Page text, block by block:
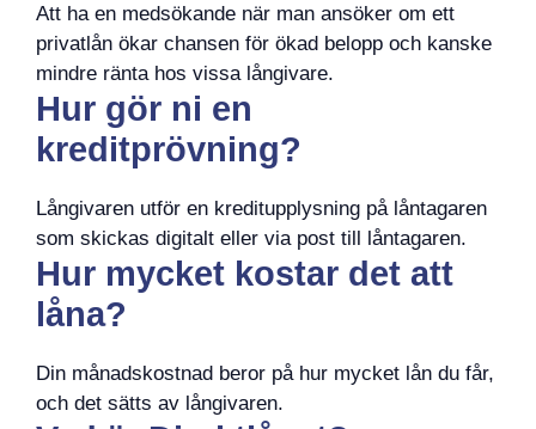
Att ha en medsökande när man ansöker om ett
privatlån ökar chansen för ökad belopp och kanske
mindre ränta hos vissa långivare.
Hur gör ni en
kreditprövning?
Långivaren utför en kreditupplysning på låntagaren
som skickas digitalt eller via post till låntagaren.
Hur mycket kostar det att
låna?
Din månadskostnad beror på hur mycket lån du får,
och det sätts av långivaren.